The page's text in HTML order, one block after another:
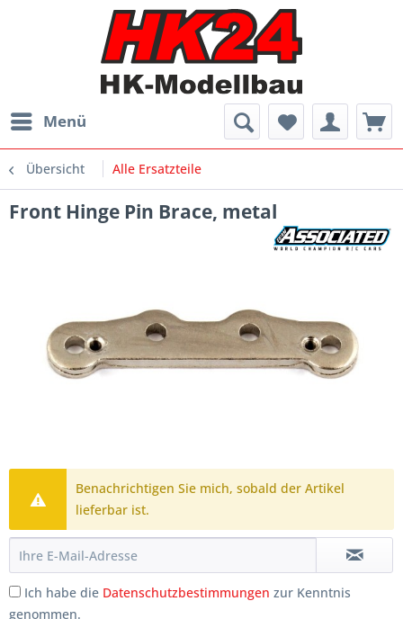
Menü
Übersicht Alle Ersatzteile
Front Hinge Pin Brace, metal
Benachrichtigen Sie mich, sobald der Artikel
lieferbar ist.
Ich habe die Datenschutzbestimmungen zur Kenntnis
genommen.